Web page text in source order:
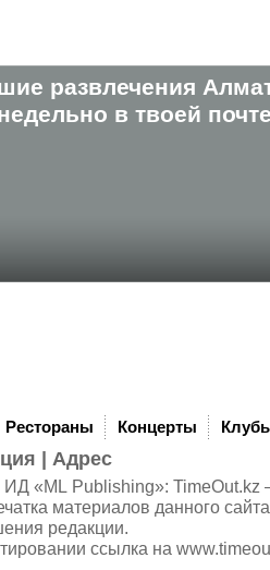
развлечения
в твоей
Рестораны Концерты
Адрес
«ML Publishing»: TimeOut.kz
материалов данного
редакции.
ссылка на